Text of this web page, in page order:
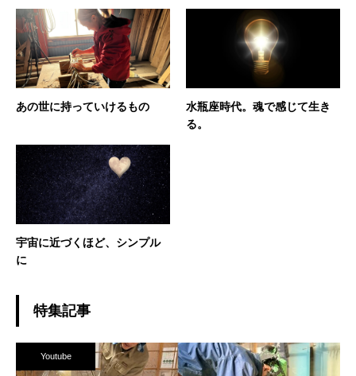
あの世に持っていけるもの
水瓶座時代。魂で感じて生き
る。
宇宙に近づくほど、シンプル
に
特集記事
Youtube